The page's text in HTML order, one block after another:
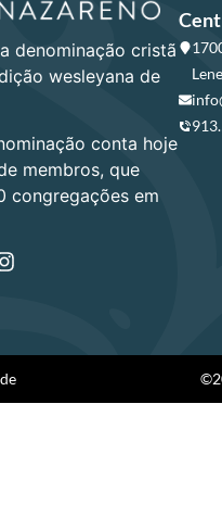
denominação cristã
wesleyana de
conta hoje
membros, que
congregações em